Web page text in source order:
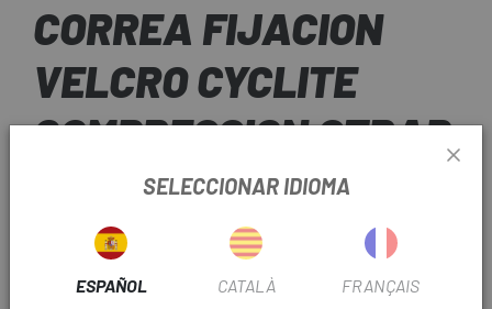
CORREA FIJACION
VELCRO CYCLITE
COMPRESSION STRAP
2,90 €
SELECCIONAR IDIOMA
ESPAÑOL CATALÀ FRANÇAIS